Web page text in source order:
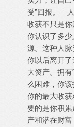
受”回报。
收获不只是
你认识了多
源。这种人
你以后离开
大资产。拥
么困难，你
你的最大收
要的是你积
产和潜在财